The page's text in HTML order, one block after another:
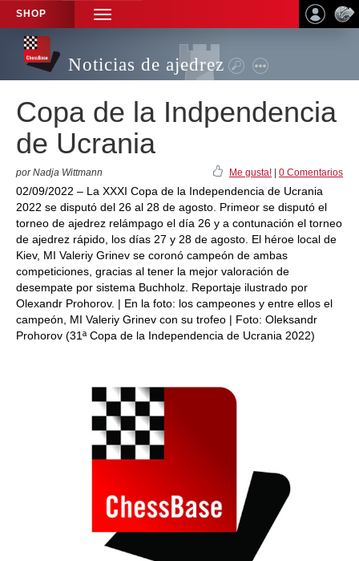
SHOP
TOGGLE
NAVIGATION
Noticias de ajedrez
Copa de la Indpendencia
de Ucrania
por Nadja Wittmann Me gusta! 0 Comentarios
02/09/2022 – La XXXI Copa de la Independencia de Ucrania
2022 se disputó del 26 al 28 de agosto. Primeor se disputó el
torneo de ajedrez relámpago el día 26 y a contunación el torneo
de ajedrez rápido, los días 27 y 28 de agosto. El héroe local de
Kiev, MI Valeriy Grinev se coronó campeón de ambas
competiciones, gracias al tener la mejor valoración de
desempate por sistema Buchholz. Reportaje ilustrado por
Olexandr Prohorov. | En la foto: los campeones y entre ellos el
campeón, MI Valeriy Grinev con su trofeo | Foto: Oleksandr
Prohorov (31ª Copa de la Independencia de Ucrania 2022)